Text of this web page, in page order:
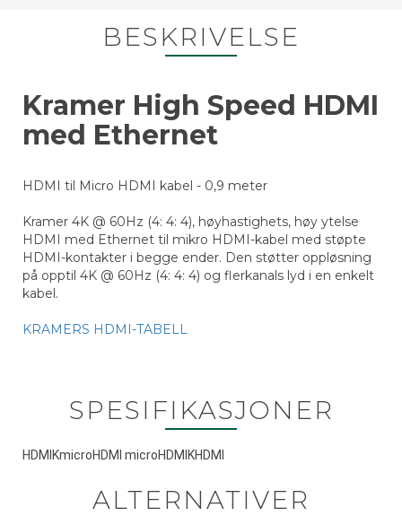
BESKRIVELSE
Kramer High Speed HDMI
med Ethernet
HDMI til Micro HDMI kabel - 0,9 meter
Kramer 4K @ 60Hz (4: 4: 4), høyhastighets, høy ytelse
HDMI med Ethernet til mikro HDMI-kabel med støpte
HDMI-kontakter i begge ender. Den støtter oppløsning
på opptil 4K @ 60Hz (4: 4: 4) og flerkanals lyd i en enkelt
kabel.
KRAMERS HDMI-TABELL
SPESIFIKASJONER
HDMIKmicroHDMI microHDMIKHDMI
ALTERNATIVER